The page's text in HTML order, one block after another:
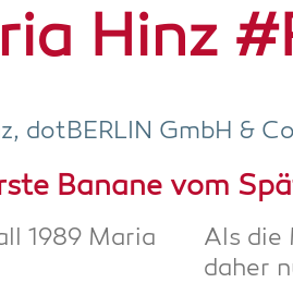
Hinz
dot­BER­LIN GmbH &
Bana­ne vom
Als die
daher